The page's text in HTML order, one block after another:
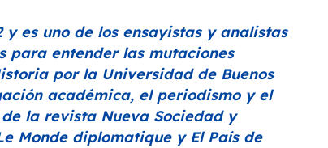
es uno de los ensayistas y analistas
para entender las mutaciones
por la Universidad de Buenos
académica, el periodismo y el
de la revista Nueva Sociedady
Monde diplomatiquey El Paísde